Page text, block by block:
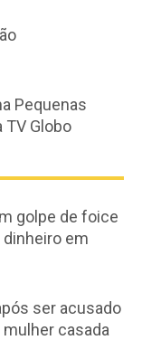
Pequenas
TV Globo
golpe de foice
em
ser acusado
casada